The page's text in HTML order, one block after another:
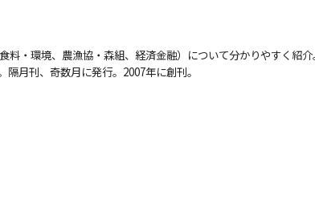
・環境、農漁協・森組、経済金融）について分かりやすく紹介
月刊、奇数月に発行。2007年に創刊。